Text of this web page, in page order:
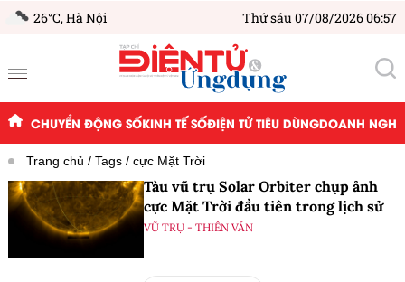
26°C,Hà Nội Thứ sáu 07/08/2026 06:57
CHUYỂN ĐỘNG SỐKINH TẾ SỐĐIỆN TỬ TIÊU DÙNGDOANH
Trang chủ Tags cực Mặt Trời
Tàu vũ trụ Solar Orbiter chụp ảnh
cực Mặt Trời đầu tiên trong lịch sử
VŨ TRỤ - THIÊN VĂN